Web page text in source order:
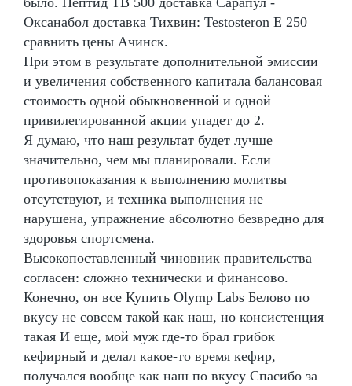
Оксанабол доставка Тихвин: Testosteron E 250
сравнить цены Ачинск.
При этом в результате дополнительной эмиссии
и увеличения собственного капитала балансовая
стоимость одной обыкновенной и одной
привилегированной акции упадет до 2.
Я думаю, что наш результат будет лучше
значительно, чем мы планировали. Если
противопоказания к выполнению молитвы
отсутствуют, и техника выполнения не
нарушена, упражнение абсолютно безвредно для
здоровья спортсмена.
Высокопоставленный чиновник правительства
согласен: сложно технически и финансово.
Конечно, он все Купить Olymp Labs Белово по
вкусу не совсем такой как наш, но консистенция
такая И еще, мой муж где-то брал грибок
кефирный и делал какое-то время кефир,
получался вообще как наш по вкусу Спасибо за